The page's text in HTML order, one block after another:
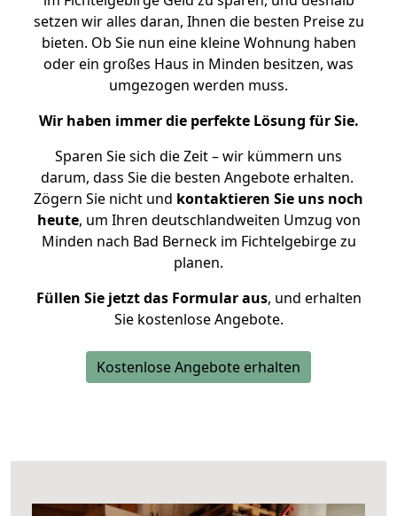
setzen wir alles daran, Ihnen die besten Preise zu
bieten. Ob Sie nun eine kleine Wohnung haben
oder ein großes Haus in Minden besitzen, was
umgezogen werden muss.
Wir haben immer die perfekte Lösung für Sie.
Sparen Sie sich die Zeit – wir kümmern uns
darum, dass Sie die besten Angebote erhalten.
Zögern Sie nicht und kontaktieren Sie uns noch
heute, um Ihren deutschlandweiten Umzug von
Minden nach Bad Berneck im Fichtelgebirge zu
planen.
Füllen Sie jetzt das Formular aus, und erhalten
Sie kostenlose Angebote.
Kostenlose Angebote erhalten